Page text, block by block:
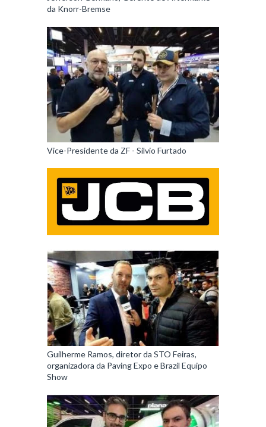
da Knorr-Bremse
Vice-Presidente da ZF - Silvio Furtado
Guilherme Ramos, diretor da STO Feiras,
organizadora da Paving Expo e Brazil Equipo
Show